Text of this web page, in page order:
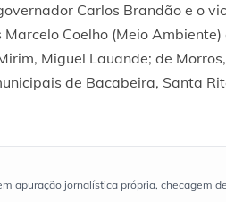
Carlos Brandão e o
Coelho (Meio
Miguel Lauande; de
de Bacabeira, Santa
apuração jornalística própria, checagem